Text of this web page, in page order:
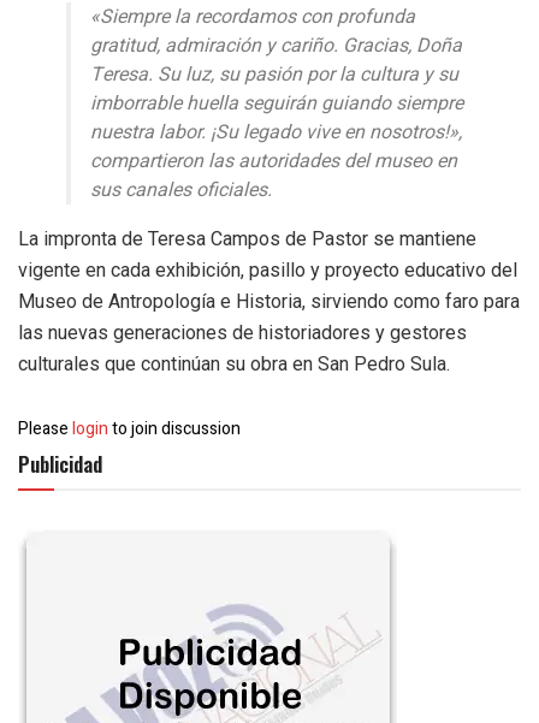
«Siempre la recordamos con profunda
gratitud, admiración y cariño. Gracias, Doña
Teresa. Su luz, su pasión por la cultura y su
imborrable huella seguirán guiando siempre
nuestra labor. ¡Su legado vive en nosotros!»,
compartieron las autoridades del museo en
sus canales oficiales.
La impronta de Teresa Campos de Pastor se mantiene
vigente en cada exhibición, pasillo y proyecto educativo del
Museo de Antropología e Historia, sirviendo como faro para
las nuevas generaciones de historiadores y gestores
culturales que continúan su obra en San Pedro Sula.
Pleaseloginto join discussion
Publicidad